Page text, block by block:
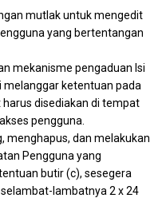
mutlak untuk mengedit
yang bertentangan
mekanisme pengaduan Isi
melanggar ketentuan pada
disediakan di tempat
pengguna.
menghapus, dan melakukan
Pengguna yang
butir (c), sesegera
lambatnya 2 x 24